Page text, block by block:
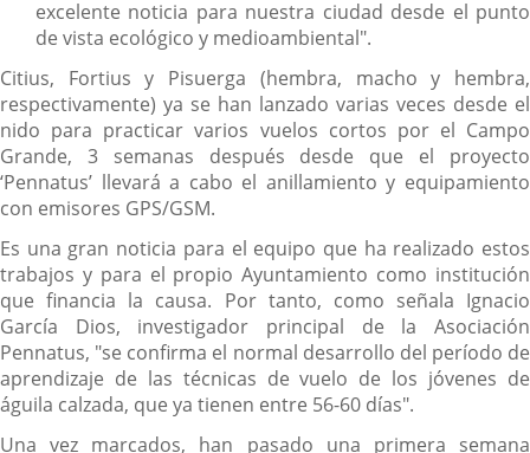
excelente noticia para nuestra ciudad desde el punto
de vista ecológico y medioambiental".
Citius, Fortius y Pisuerga (hembra, macho y hembra,
respectivamente) ya se han lanzado varias veces desde el
nido para practicar varios vuelos cortos por el Campo
Grande, 3 semanas después desde que el proyecto
‘Pennatus’ llevará a cabo el anillamiento y equipamiento
con emisores GPS/GSM.
Es una gran noticia para el equipo que ha realizado estos
trabajos y para el propio Ayuntamiento como institución
que financia la causa. Por tanto, como señala Ignacio
García Dios, investigador principal de la Asociación
Pennatus, "se confirma el normal desarrollo del período de
aprendizaje de las técnicas de vuelo de los jóvenes de
águila calzada, que ya tienen entre 56-60 días".
Una vez marcados, han pasado una primera semana